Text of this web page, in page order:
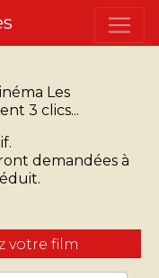
Les
3 clics...
demandées à
votre film